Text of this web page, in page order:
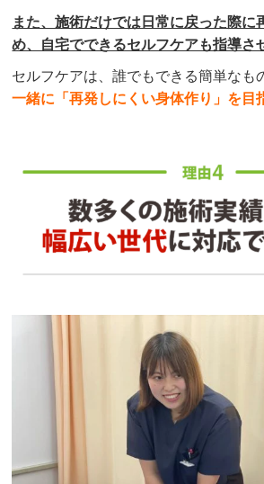
また、施術だけでは日常に戻った際に
め、自宅でできるセルフケアも指導さ
セルフケアは、誰でもできる簡単なも
一緒に「再発しにくい身体作り」を目